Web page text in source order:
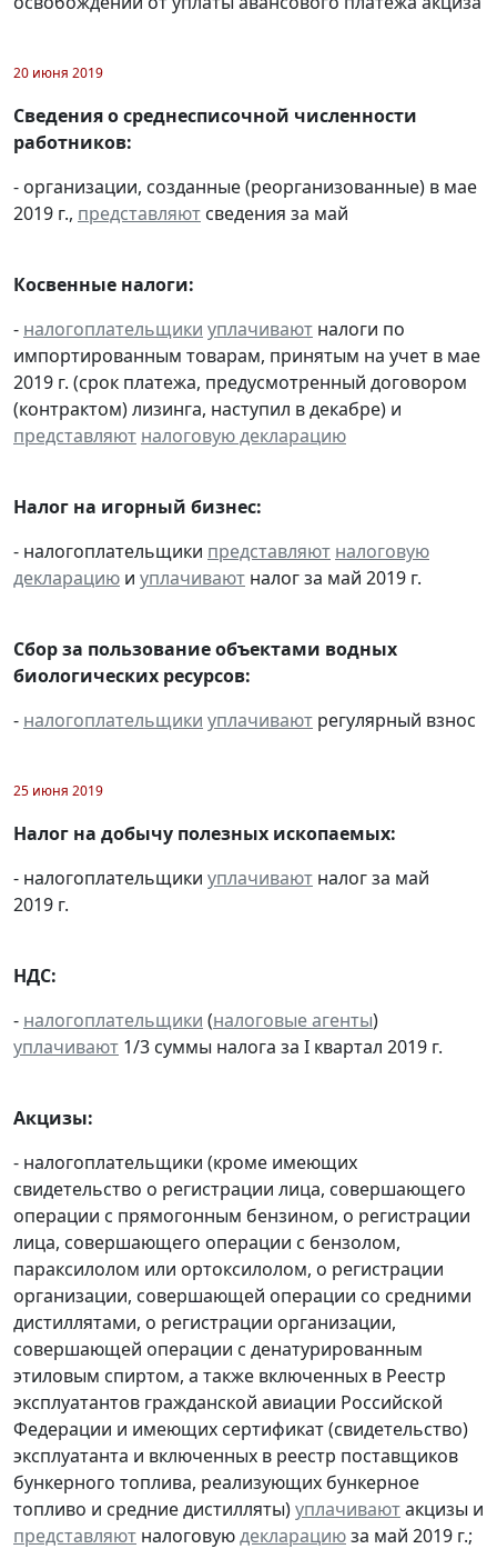
20 июня 2019
Сведения о среднесписочной численности
работников:
- организации, созданные (реорганизованные) в мае
2019 г., представляют сведения за май
Косвенные налоги:
- налогоплательщики уплачивают налоги по
импортированным товарам, принятым на учет в мае
2019 г. (срок платежа, предусмотренный договором
(контрактом) лизинга, наступил в декабре) и
представляют налоговую декларацию
Налог на игорный бизнес:
- налогоплательщики представляют налоговую
декларацию и уплачивают налог за май 2019 г.
Сбор за пользование объектами водных
биологических ресурсов:
- налогоплательщики уплачивают регулярный взнос
25 июня 2019
Налог на добычу полезных ископаемых:
- налогоплательщики уплачивают налог за май
2019 г.
НДС:
- налогоплательщики (налоговые агенты)
уплачивают 1/3 суммы налога за I квартал 2019 г.
Акцизы:
- налогоплательщики (кроме имеющих
свидетельство о регистрации лица, совершающего
операции с прямогонным бензином, о регистрации
лица, совершающего операции с бензолом,
параксилолом или ортоксилолом, о регистрации
организации, совершающей операции со средними
дистиллятами, о регистрации организации,
совершающей операции с денатурированным
этиловым спиртом, а также включенных в Реестр
эксплуатантов гражданской авиации Российской
Федерации и имеющих сертификат (свидетельство)
эксплуатанта и включенных в реестр поставщиков
бункерного топлива, реализующих бункерное
топливо и средние дистилляты)уплачиваютакцизы и
представляют налоговуюдекларациюза май 2019 г.;